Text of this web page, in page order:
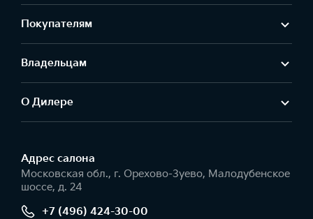
Покупателям
Владельцам
О Дилере
Адрес салонa
Московская обл., г. Орехово-Зуево, Малодубенское
шоссе, д. 24
+7 (496) 424-30-00